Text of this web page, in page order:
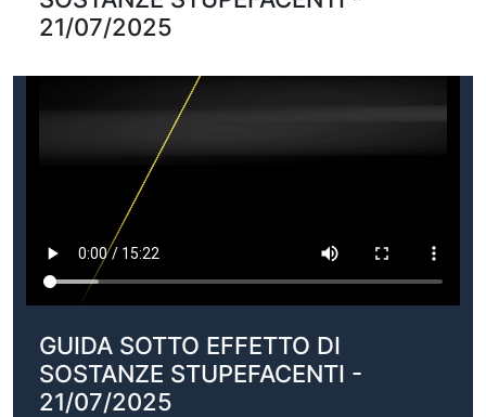
21/07/2025
GUIDA SOTTO EFFETTO DI
SOSTANZE STUPEFACENTI -
21/07/2025